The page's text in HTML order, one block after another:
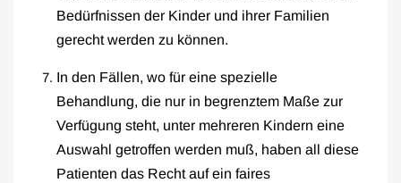
Bedürfnissen der Kinder und ihrer Familien
gerecht werden zu können.
In den Fällen, wo für eine spezielle
Behandlung, die nur in begrenztem Maße zur
Verfügung steht, unter mehreren Kindern eine
Auswahl getroffen werden muß, haben all diese
Patienten das Recht auf ein faires